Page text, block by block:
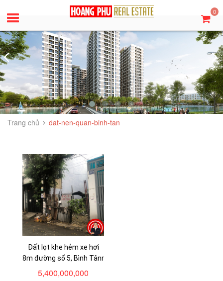
0
Trang chủ dat-nen-quan-binh-tan
Đất lọt khe hẻm xe hơi
8m đường số 5, Bình Tânr
5,400,000,000